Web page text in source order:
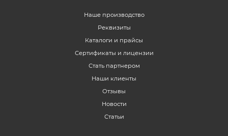
Наше производство
Реквизиты
Каталоги и прайсы
Сертификаты и лицензии
Стать партнером
Наши клиенты
Отзывы
Новости
Статьи